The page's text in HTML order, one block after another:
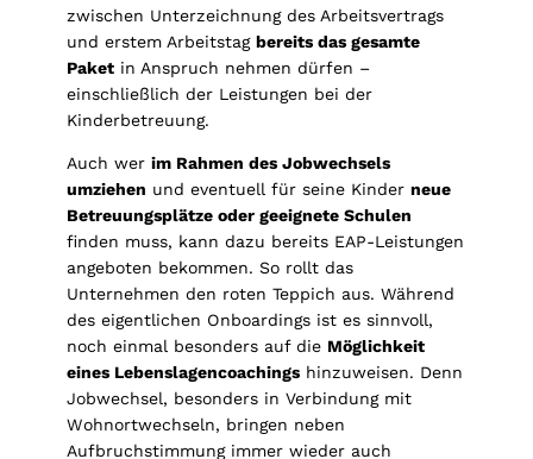
zwischen Unterzeichnung des Arbeitsvertrags
und erstem Arbeitstag bereits das gesamte
Paket in Anspruch nehmen dürfen –
einschließlich der Leistungen bei der
Kinderbetreuung.
Auch wer im Rahmen des Jobwechsels
umziehen und eventuell für seine Kinder neue
Betreuungsplätze oder geeignete Schulen
finden muss, kann dazu bereits EAP-Leistungen
angeboten bekommen. So rollt das
Unternehmen den roten Teppich aus. Während
des eigentlichen Onboardings ist es sinnvoll,
noch einmal besonders auf die Möglichkeit
eines Lebenslagencoachings hinzuweisen. Denn
Jobwechsel, besonders in Verbindung mit
Wohnortwechseln, bringen neben
Aufbruchstimmung immer wieder auch